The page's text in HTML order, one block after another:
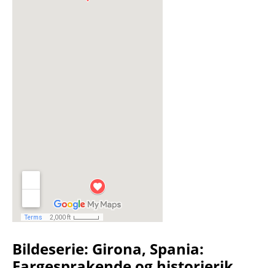
Bildeserie: Girona, Spania: